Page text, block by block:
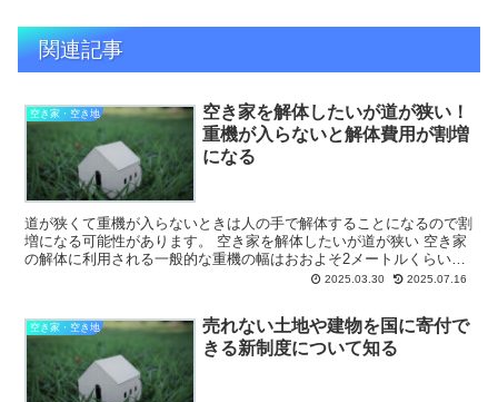
関連記事
空き家・空き地
空き家を解体したいが道が狭い！
重機が入らないと解体費用が割増
になる
道が狭くて重機が入らないときは人の手で解体することになるので割
増になる可能性があります。 空き家を解体したいが道が狭い 空き家
の解体に利用される一般的な重機の幅はおおよそ2メートルくらいで
す。そのため、空き家の立地条件によっては重機が入...
2025.03.30 2025.07.16
空き家・空き地
売れない土地や建物を国に寄付で
きる新制度について知る